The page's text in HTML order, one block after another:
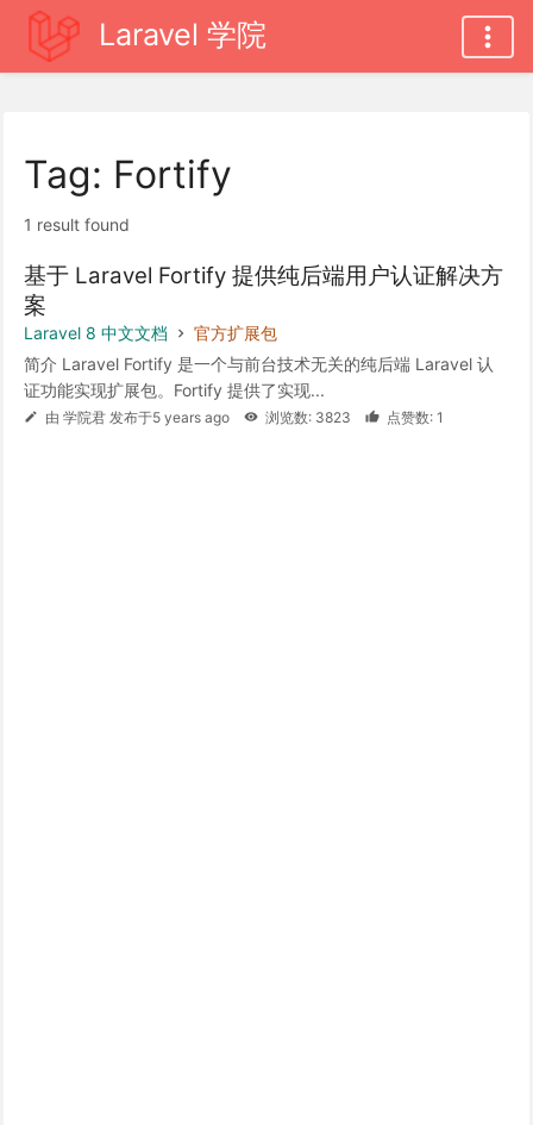
Laravel 学院
Tag: Fortify
1 result found
基于 Laravel Fortify 提供纯后端用户认证解决方
案
Laravel 8 中文文档
官方扩展包
简介 Laravel Fortify 是一个与前台技术无关的纯后端 Laravel 认
证功能实现扩展包。Fortify 提供了实现...
由 学院君 发布于5 years ago 浏览数: 3823 点赞数: 1